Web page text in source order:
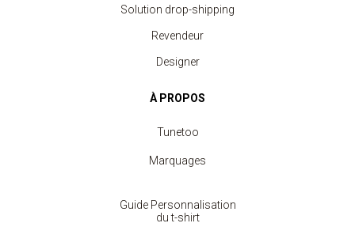
Solution drop-shipping
Revendeur
Designer
À PROPOS
Tunetoo
Marquages
Guide Personnalisation
du t-shirt